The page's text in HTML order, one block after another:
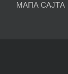
МАПА САЈТА